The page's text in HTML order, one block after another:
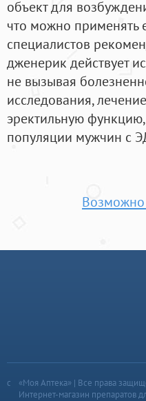
объект для
что можно применять
специалистов
дженерик действует
не вызывая
исследования,
эректильную
популяции мужчин с
Возможно
«Моя Аптека» | Все права
Интернет-магазин препаратов